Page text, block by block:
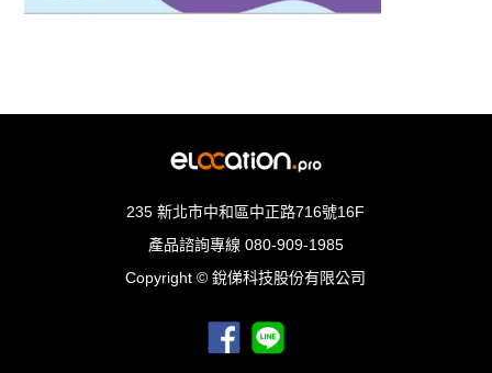
235 新北市中和區中正路716號16F
產品諮詢專線 080-909-1985
Copyright © 銳俤科技股份有限公司